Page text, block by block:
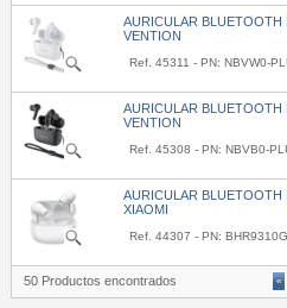
AURICULAR BLUETOOTH
VENTION
Ref. 45311 - PN: NBVW0-
AURICULAR BLUETOOTH
VENTION
Ref. 45308 - PN: NBVB0-
AURICULAR BLUETOOTH
XIAOMI
Ref. 44307 - PN:
50 Productos encontrados «